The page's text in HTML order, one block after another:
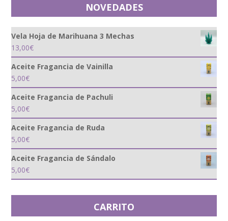
NOVEDADES
Vela Hoja de Marihuana 3 Mechas
13,00€
Aceite Fragancia de Vainilla
5,00€
Aceite Fragancia de Pachuli
5,00€
Aceite Fragancia de Ruda
5,00€
Aceite Fragancia de Sándalo
5,00€
CARRITO